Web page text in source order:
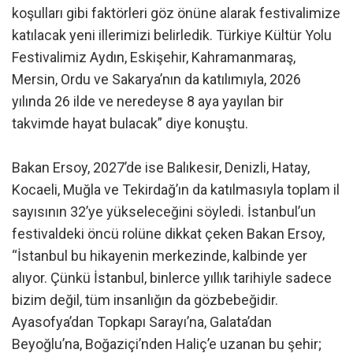
koşulları gibi faktörleri göz önüne alarak festivalimize
katılacak yeni illerimizi belirledik. Türkiye Kültür Yolu
Festivalimiz Aydın, Eskişehir, Kahramanmaraş,
Mersin, Ordu ve Sakarya’nın da katılımıyla, 2026
yılında 26 ilde ve neredeyse 8 aya yayılan bir
takvimde hayat bulacak” diye konuştu.
Bakan Ersoy, 2027’de ise Balıkesir, Denizli, Hatay,
Kocaeli, Muğla ve Tekirdağ’ın da katılmasıyla toplam il
sayısının 32’ye yükseleceğini söyledi. İstanbul’un
festivaldeki öncü rolüne dikkat çeken Bakan Ersoy,
“İstanbul bu hikayenin merkezinde, kalbinde yer
alıyor. Çünkü İstanbul, binlerce yıllık tarihiyle sadece
bizim değil, tüm insanlığın da gözbebeğidir.
Ayasofya’dan Topkapı Sarayı’na, Galata’dan
Beyoğlu’na, Boğaziçi’nden Haliç’e uzanan bu şehir;